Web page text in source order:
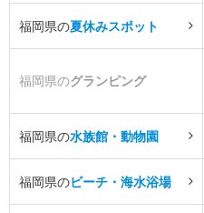
福岡県の夏休みスポット
福岡県のグランピング
福岡県の水族館・動物園
福岡県のビーチ・海水浴場